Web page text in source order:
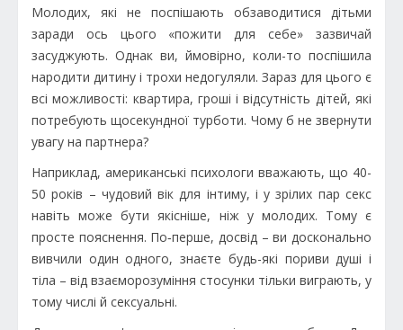
Молодих, які не поспішають обзаводитися дітьми
заради ось цього «пожити для себе» зазвичай
засуджують. Однак ви, ймовірно, коли-то поспішила
народити дитину і трохи недогуляли. Зараз для цього є
всі можливості: квартира, гроші і відсутність дітей, які
потребують щосекундної турботи. Чому б не звернути
увагу на партнера?
Наприклад, американські психологи вважають, що 40-
50 років – чудовий вік для інтиму, і у зрілих пар секс
навіть може бути якісніше, ніж у молодих. Тому є
просте пояснення. По‑перше, досвід – ви досконально
вивчили один одного, знаєте будь-які пориви душі і
тіла – від взаєморозуміння стосунки тільки виграють, у
тому числі й сексуальні.